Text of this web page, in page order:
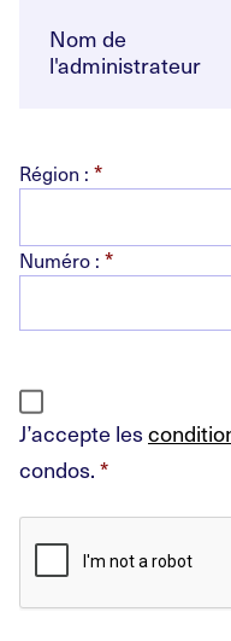
Nom de
l'administrateur
Région : *
Numéro : *
J’accepte les
condos. *